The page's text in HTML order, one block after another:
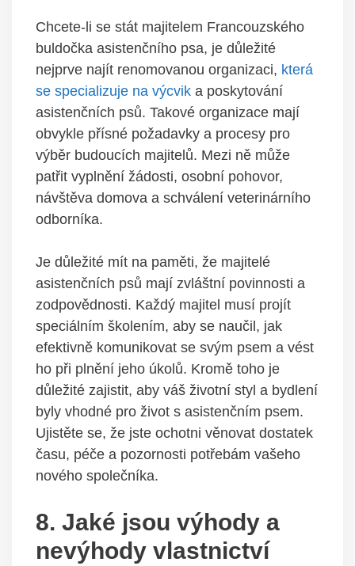
Chcete-li se stát majitelem Francouzského
buldočka asistenčního psa, je důležité
nejprve najít renomovanou organizaci, která
se specializuje na výcvik a poskytování
asistenčních psů. Takové organizace mají
obvykle přísné požadavky a procesy pro
výběr budoucích majitelů. Mezi ně může
patřit vyplnění žádosti, osobní pohovor,
návštěva domova a schválení veterinárního
odborníka.
Je důležité mít na paměti, že majitelé
asistenčních psů mají zvláštní povinnosti a
zodpovědnosti. Každý majitel musí projít
speciálním školením, aby se naučil, jak
efektivně komunikovat se svým psem a vést
ho při plnění jeho úkolů. Kromě toho je
důležité zajistit, aby váš životní styl a bydlení
byly vhodné pro život s asistenčním psem.
Ujistěte se, že jste ochotni věnovat dostatek
času, péče a pozornosti potřebám vašeho
nového společníka.
8. Jaké jsou výhody a
nevýhody vlastnictví